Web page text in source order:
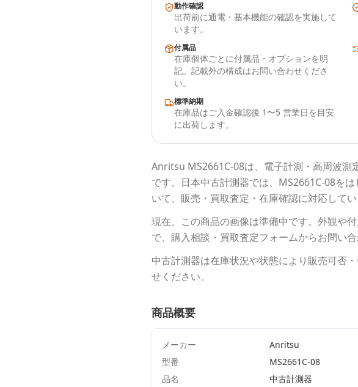
動作確認
出荷前に通電・基本機能の確認を実施して
います。
付属品
在庫個体ごとに付属品・オプションを明
記。記載外の構成はお問い合わせくださ
い。
標準納期
在庫品はご入金確認後 1〜5 営業日を目安
に出荷します。
Anritsu MS2661C-08は、電子計測・高周波測
です。 日本中古計測器では、 MS2661C-08を
いて、販売・買取査定・在庫確認に対応してい
現在、この商品の画像は準備中です。外観や
で、購入相談・買取査定フォームからお問い合
中古計測器は在庫状況や状態により販売可否
せください。
商品概要
メーカー
Anritsu
型番
MS2661C-08
品名
中古計測器